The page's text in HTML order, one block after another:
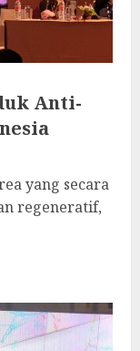
Anti-
yang secara
regeneratif,